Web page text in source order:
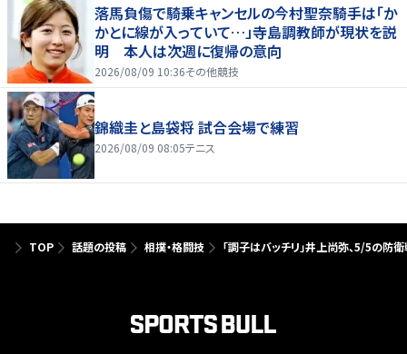
落馬負傷で騎乗キャンセルの今村聖奈騎手は「か
かとに線が入っていて…」寺島調教師が現状を説
明 本人は次週に復帰の意向
2026/08/09 10:36その他競技
錦織圭と島袋将 試合会場で練習
2026/08/09 08:05テニス
TOP 話題の投稿 相撲・格闘技 「調子はバッチリ」井上尚弥、5/5の防